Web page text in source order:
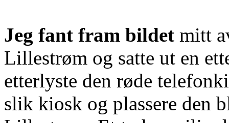
Jeg fant fram bildet mitt
Lillestrøm og satte ut en
etterlyste den røde
slik kiosk og plassere den